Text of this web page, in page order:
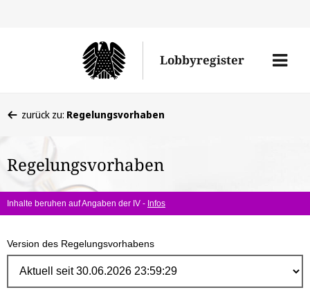
Lobbyregister
Menü
befinden
hier:
zurück zu: Regelungsvorhaben
Regelungsvorhaben
Inhalte beruhen auf Angaben der IV - Infos
Version des Regelungsvorhabens